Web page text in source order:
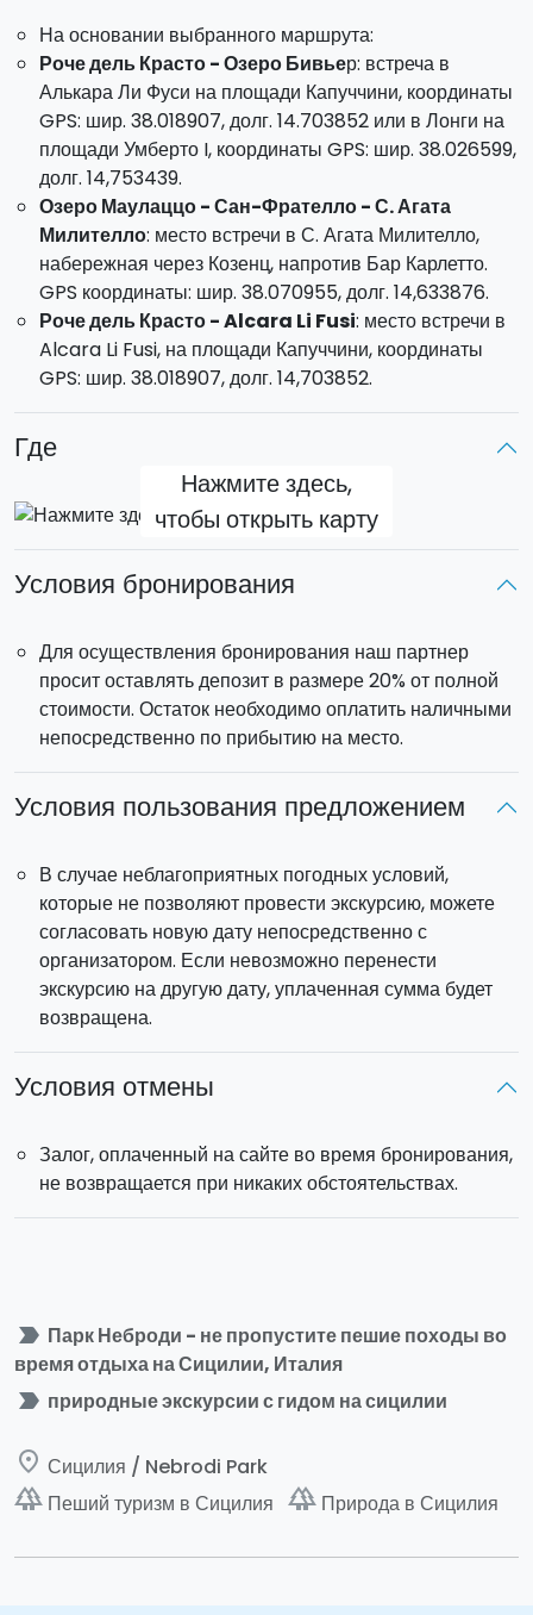
захода солнца) возвращение к месту проживания,
ужин в типичном ресторане и ночлег. на второй день
у вас будет завтрак и экскурсия на озеро Маулаццо с
упакованным обедом.
Роче дель Красто - Алькари Ли Фуси:Прибытие в
Алькара Ли Фуси в первой половине дня,
размещение и посещение деревень с дегустацией
типичных продуктов. Во второй половине дня вы
отправитесь на экскурсию кРоче дель Красточерез
пасторальные деревнипо особым маршрутам,
чтобы осмотретьгриффонов. Вечером (после
захода солнца) вы поужинаете в типичном
ресторане, а затем вернетесь к месту проживания. На
следующий день после завтрака вы отправитесь на
экскурсию в Роче дель Красто с выездом из Portella
Gazzana. Обед будет упакован с собой.
На основании выбранного маршрута:
Роче дель Красто - Озеро Бивьер: встреча в
Алькара Ли Фуси на площади Капуччини, координаты
GPS: шир. 38.018907, долг. 14.703852 или в Лонги на
площади Умберто I, координаты GPS: шир. 38.026599,
долг. 14,753439.
Озеро Маулаццо - Сан-Фрателло - С. Агата
Милителло: место встречи в С. Агата Милителло,
набережная через Козенц, напротив Бар Карлетто.
GPS координаты: шир. 38.070955, долг. 14,633876.
Роче дель Красто - Alcara Li Fusi: место встречи в
Alcara Li Fusi, на площади Капуччини, координаты
GPS: шир. 38.018907, долг. 14,703852.
Где
Нажмите здесь,
чтобы открыть карту
Условия бронирования
Для осуществления бронирования наш партнер
просит оставлять депозит в размере 20% от полной
стоимости. Остаток необходимо оплатить наличными
непосредственно по прибытию на место.
Условия пользования предложением
В случае неблагоприятных погодных условий,
которые не позволяют провести экскурсию, можете
согласовать новую дату непосредственно с
организатором. Если невозможно перенести
экскурсию на другую дату, уплаченная сумма будет
возвращена.
Условия отмены
Залог, оплаченный на сайте во время бронирования,
не возвращается при никаких обстоятельствах.
label_important Парк Неброди - не пропустите пешие походы во
время отдыха на Сицилии, Италия
label_important природные экскурсии с гидом на сицилии
place Сицилия / Nebrodi Park
forest Пеший туризм в Сицилия forest Природа в Сицилия